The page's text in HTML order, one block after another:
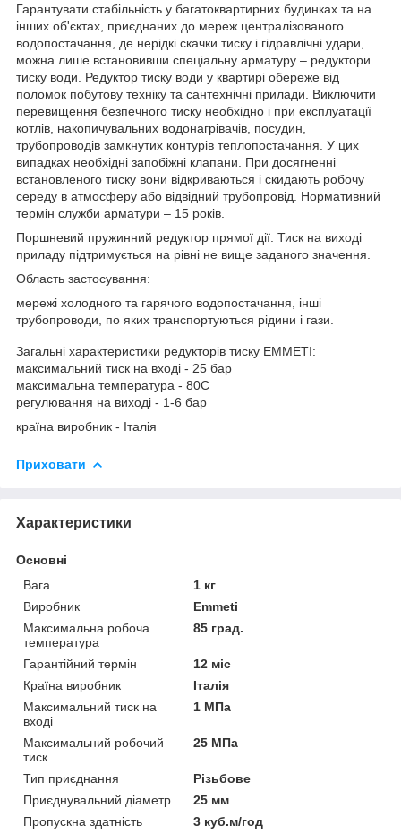
Гарантувати стабільність у багатоквартирних будинках та на
інших об'єктах, приєднаних до мереж централізованого
водопостачання, де нерідкі скачки тиску і гідравлічні удари,
можна лише встановивши спеціальну арматуру – редуктори
тиску води. Редуктор тиску води у квартирі обереже від
поломок побутову техніку та сантехнічні прилади. Виключити
перевищення безпечного тиску необхідно і при експлуатації
котлів, накопичувальних водонагрівачів, посудин,
трубопроводів замкнутих контурів теплопостачання. У цих
випадках необхідні запобіжні клапани. При досягненні
встановленого тиску вони відкриваються і скидають робочу
середу в атмосферу або відвідний трубопровід. Нормативний
термін служби арматури – 15 років.
Поршневий пружинний редуктор прямої дії. Тиск на виході
приладу підтримується на рівні не вище заданого значення.
Область застосування:
мережі холодного та гарячого водопостачання, інші
трубопроводи, по яких транспортуються рідини і гази.
Загальні характеристики редукторів тиску EMMETI:
максимальний тиск на вході - 25 бар
максимальна температура - 80С
регулювання на виході - 1-6 бар
країна виробник - Італія
Приховати
Характеристики
Основні
Вага
1 кг
Виробник
Emmeti
Максимальна робоча
температура
85 град.
Гарантійний термін
12 міс
Країна виробник
Італія
Максимальний тиск на
вході
1 МПа
Максимальний робочий
тиск
25 МПа
Тип приєднання
Різьбове
Приєднувальний діаметр
25 мм
Пропускна здатність
3 куб.м/год